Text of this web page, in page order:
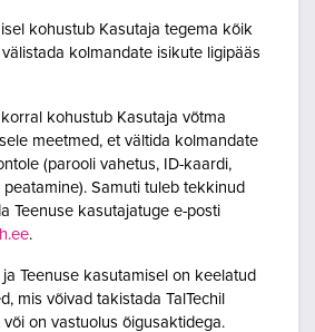
kohustub Kasutaja tegema kõik
kolmandate isikute ligipääs
kohustub Kasutaja võtma
meetmed, et vältida kolmandate
(parooli vahetus, ID-kaardi,
peatamine). Samuti tuleb tekkinud
Teenuse kasutajatuge e-posti
.
Teenuse kasutamisel on keelatud
mis võivad takistada TalTechil
või on vastuolus õigusaktidega.